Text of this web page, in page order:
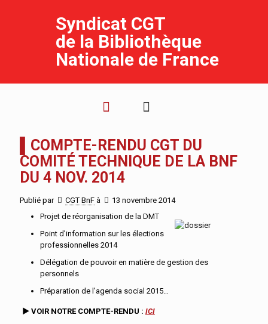
Syndicat CGT
de la Bibliothèque
Nationale de France
▌COMPTE-RENDU CGT DU
COMITÉ TECHNIQUE DE LA BNF
DU 4 NOV. 2014
Publié par CGT BnF à
13 novembre 2014
Projet de réorganisation de la DMT
Point d’information sur les élections
professionnelles 2014
Délégation de pouvoir en matière de gestion des
personnels
Préparation de l’agenda social 2015…
► VOIR NOTRE COMPTE-RENDU : ICI